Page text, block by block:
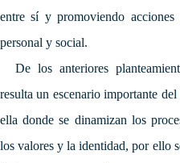
entre sí y promoviendo
personal y social.
De los anteriores
resulta un escenario importante
ella donde se dinamizan los
los valores y la identidad, por ello